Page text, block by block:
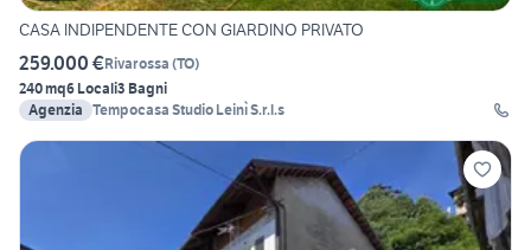
CASA INDIPENDENTE CON GIARDINO PRIVATO
259.000 €Rivarossa (TO)
240 mq6 Locali3 Bagni
Agenzia Tempocasa Studio Leinì S.r.l.s